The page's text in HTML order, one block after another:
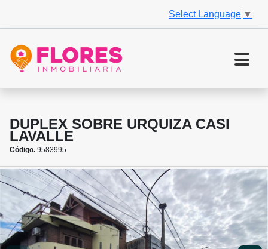
Select Language ▼
DUPLEX SOBRE URQUIZA CASI
LAVALLE
Código. 9583995